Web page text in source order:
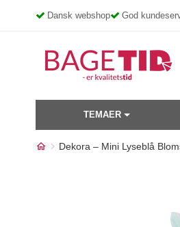
Dansk webshop God
TEMAER
Dekora – Mini Lyseblå
Måske